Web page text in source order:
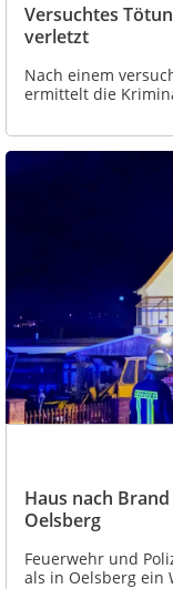
Versuchtes
verletzt
Nach einem
ermittelt die
Haus nach
Oelsberg
Feuerwehr und
als in Oelsberg ein